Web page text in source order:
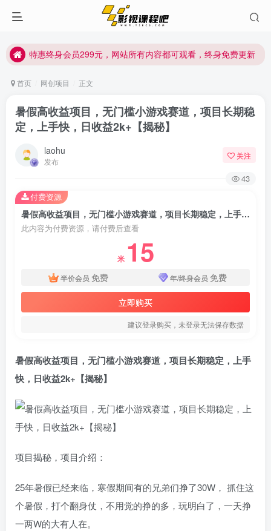
特惠终身会员299元，网站所有内容都可观看，终身免费更新
特惠终身会员299元，网站所有内容都可观看，终身免费更新
首页 网创项目 正文
暑假高收益项目，无门槛小游戏赛道，项目长期稳
定，上手快，日收益2k+【揭秘】
laohu
发布
关注
43
暑假高收益项目，无门槛小游戏赛道，项目长期稳定，上手快，日收益2k+【揭秘】
此内容为付费资源，请付费后查看
米 15
半价会员 免费 年/终身会员 免费
立即购买
建议登录购买，未登录无法保存数据
付费资源
暑假高收益项目，无门槛小游戏赛道，项目长期稳定，上手
快，日收益2k+【揭秘】
项目揭秘，项目介绍：
25年暑假已经来临，寒假期间有的兄弟们挣了30W， 抓住这
个暑假，打个翻身仗，不用觉的挣的多，玩明白了，一天挣
一两W的大有人在。